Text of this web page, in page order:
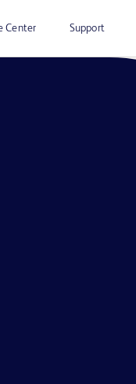
Center Support